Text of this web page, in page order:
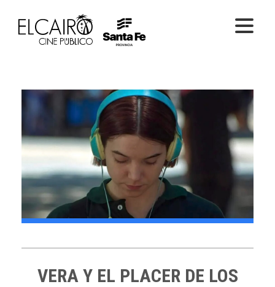
PELÍCULAS EN SALA
EL CINE
VERA Y EL PLACER DE LOS